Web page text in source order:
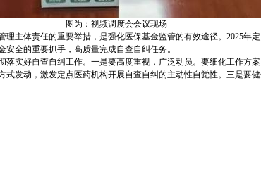
图为：视频调度会会议现场
主体责任的重要举措，是强化医保基金监管的有效途径。2025年
全的重要抓手，高质量完成自查自纠任务。
实好自查自纠工作。一是要高度重视，广泛动员。要细化工作方
发动，激发定点医药机构开展自查自纠的主动性自觉性。三是要